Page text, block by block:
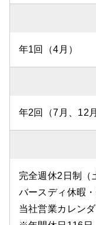
年1回（4月）
年2回（7月、12月
完全週休2日制（
バースディ休暇
当社営業カレン